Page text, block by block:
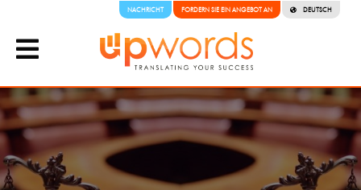
DEUTSCH
FORDERN SIE EIN ANGEBOT AN
NACHRICHT